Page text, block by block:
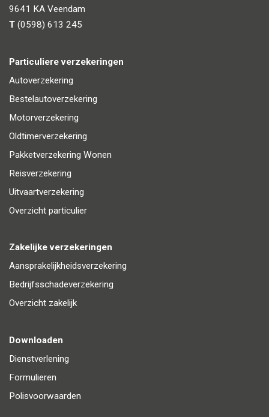
9641 KA Veendam
T (0598) 613 245
Particuliere verzekeringen
Autoverzekering
Bestelautoverzekering
Motorverzekering
Oldtimerverzekering
Pakketverzekering Wonen
Reisverzekering
Uitvaartverzekering
Overzicht particulier
Zakelijke verzekeringen
Aansprakelijkheidsverzekering
Bedrijfsschadeverzekering
Overzicht zakelijk
Downloaden
Dienstverlening
Formulieren
Polisvoorwaarden